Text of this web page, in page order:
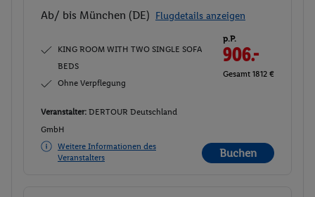
Ab/ bis München (DE) Flugdetails anzeigen
KING ROOM WITH TWO SINGLE SOFA
BEDS
Ohne Verpflegung
p.P.
906.-
Gesamt 1812 €
Veranstalter: DERTOUR Deutschland
GmbH
Weitere Informationen des
Veranstalters
Buchen